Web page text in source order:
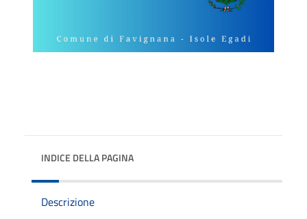
INDICE DELLA PAGINA
Descrizione